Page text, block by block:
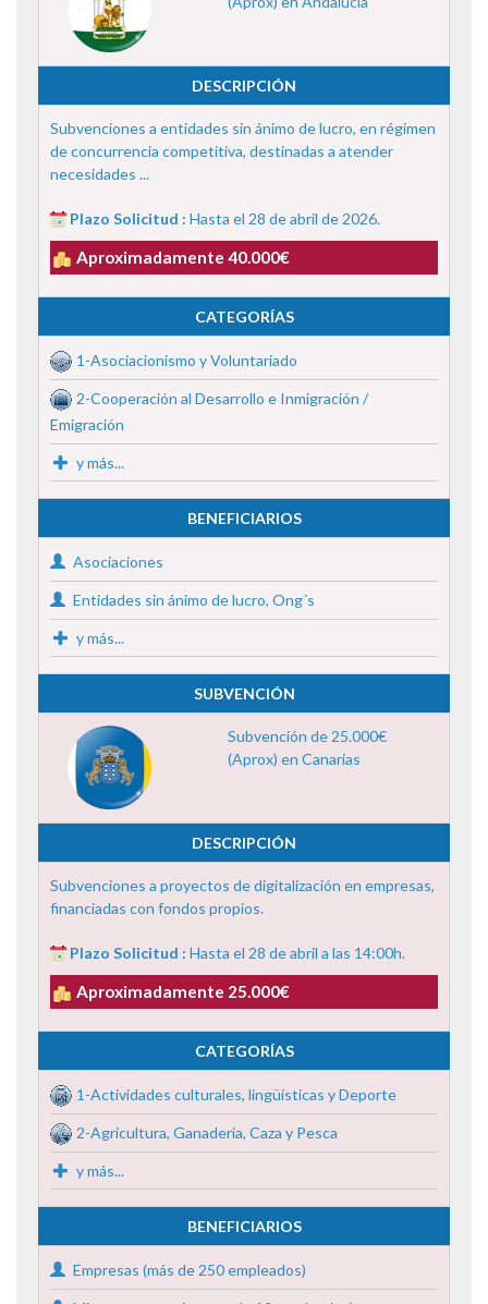
DESCRIPCIÓN
Subvenciones a entidades sin ánimo de lucro, en régimen
de concurrencia competitiva, destinadas a atender
necesidades ...
Plazo Solicitud : Hasta el 28 de abril de 2026.
Aproximadamente 40.000€
CATEGORÍAS
1-Asociacionismo y Voluntariado
2-Cooperación al Desarrollo e Inmigración /
Emigración
y más...
BENEFICIARIOS
Asociaciones
Entidades sin ánimo de lucro, Ong´s
y más...
SUBVENCIÓN
Subvención de 25.000€
(Aprox) en Canarias
DESCRIPCIÓN
Subvenciones a proyectos de digitalización en empresas,
financiadas con fondos propios.
Plazo Solicitud : Hasta el 28 de abril a las 14:00h.
Aproximadamente 25.000€
CATEGORÍAS
1-Actividades culturales, lingüísticas y Deporte
2-Agricultura, Ganadería, Caza y Pesca
y más...
BENEFICIARIOS
Empresas (más de 250 empleados)